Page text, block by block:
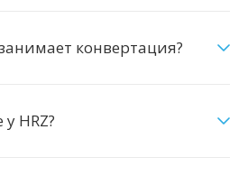
конвертация?
HRZ?